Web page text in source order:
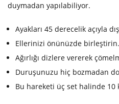
duymadan yapılabiliyor.
Ayakları 45 derecelik açıyla
Ellerinizi önünüzde birleştirin.
Ağırlığı dizlere vererek
Duruşunuzu hiç bozmadan
Bu hareketi üç set halinde